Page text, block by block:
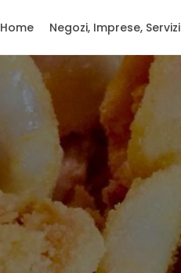
Home Negozi, Imprese, Servizi